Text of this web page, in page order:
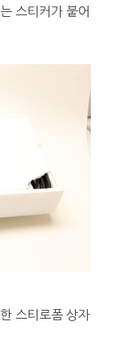
스티커가 붙어
스티로폼 상자